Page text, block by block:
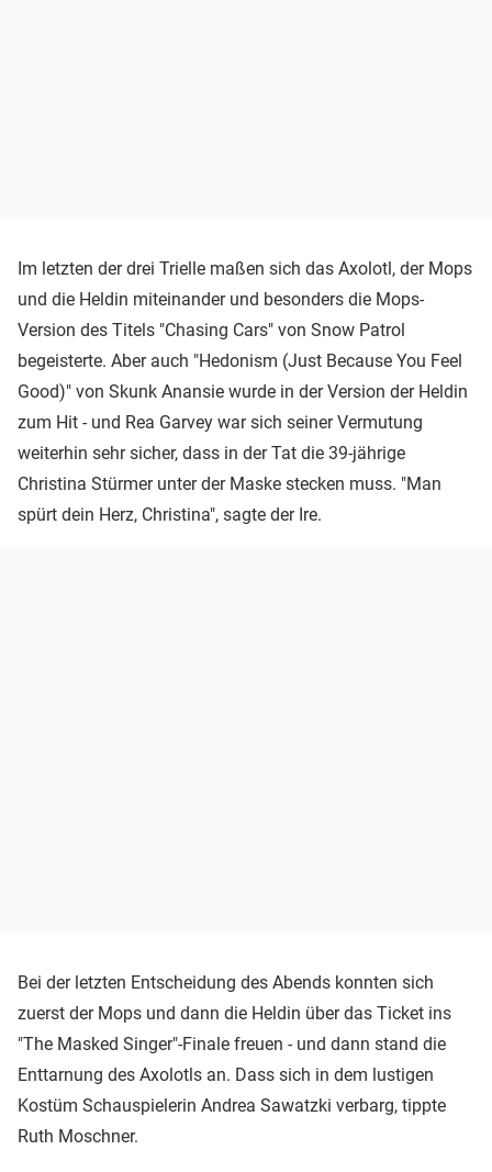
Im letzten der drei Trielle maßen sich das Axolotl, der Mops
und die Heldin miteinander und besonders die Mops-
Version des Titels "Chasing Cars" von Snow Patrol
begeisterte. Aber auch "Hedonism (Just Because You Feel
Good)" von Skunk Anansie wurde in der Version der Heldin
zum Hit - und Rea Garvey war sich seiner Vermutung
weiterhin sehr sicher, dass in der Tat die 39-jährige
Christina Stürmer unter der Maske stecken muss. "Man
spürt dein Herz, Christina", sagte der Ire.
Bei der letzten Entscheidung des Abends konnten sich
zuerst der Mops und dann die Heldin über das Ticket ins
"The Masked Singer"-Finale freuen - und dann stand die
Enttarnung des Axolotls an. Dass sich in dem lustigen
Kostüm Schauspielerin Andrea Sawatzki verbarg, tippte
Ruth Moschner.